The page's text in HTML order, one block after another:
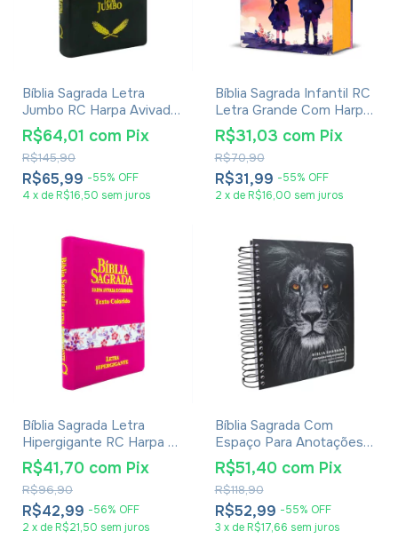
Bíblia Sagrada Letra
Jumbo RC Harpa Avivada
E Corinhos Palavras De
Jesus Em Vermelho Zíper
Preta
R$65,99 -55% OFF
R$145,90
R$64,01 com Pix
4 x de R$16,50 sem juros
Bíblia Sagrada Infantil RC
Letra Grande Com Harpa
Avivada E Corinhos Capa
Dura Pequena Estrelas
R$31,99 -55% OFF
R$70,90
R$31,03 com Pix
2 x de R$16,00 sem juros
Bíblia Sagrada Letra
Hipergigante RC Harpa E
Corinhos Capa Zíper Pink
R$42,99 -56% OFF
R$96,90
R$41,70 com Pix
2 x de R$21,50 sem juros
Bíblia Sagrada Com
Espaço Para Anotações
Harpa Avivada E Corinhos
Leão PB
R$52,99 -55% OFF
R$118,90
R$51,40 com Pix
3 x de R$17,66 sem juros